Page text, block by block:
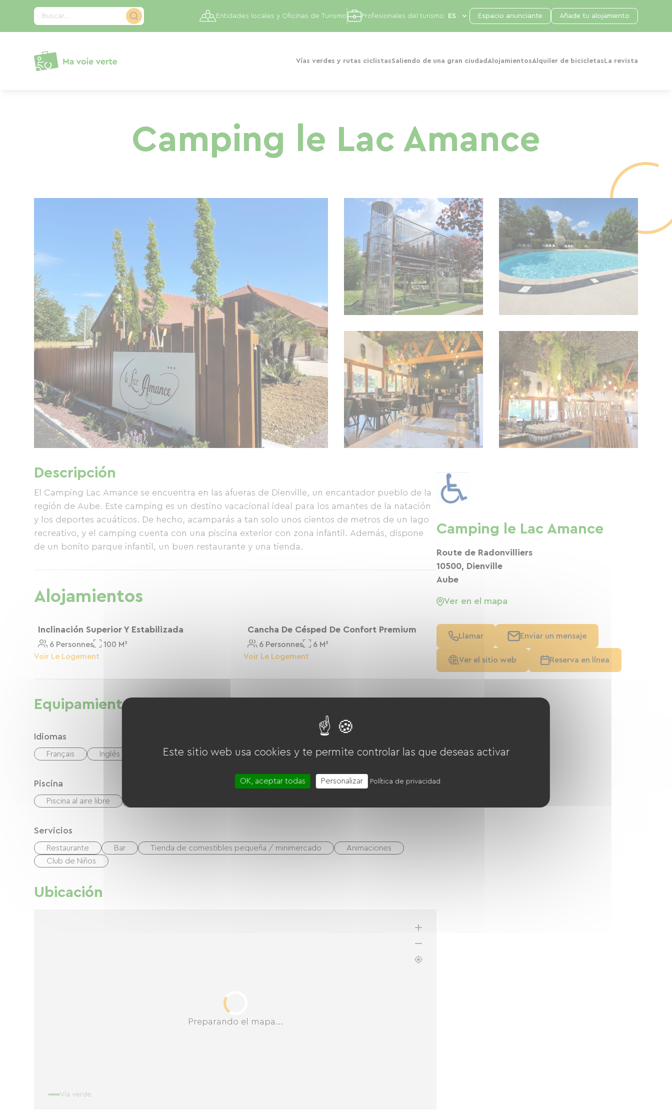
Buscar...
Vías verdes y rutas ciclistasSaliendo de una gran ciudad AlojamientosAlquiler de bicicletas La revista
Entidades locales y Oficinas de Turismo Profesionales del turismo Espacio anunciante Añade tu alojamiento
Camping le Lac Amance
Descripción
El Camping Lac Amance se encuentra en las afueras de Dienville, un encantador pueblo de la
región de Aube. Este camping es un destino vacacional ideal para los amantes de la natación
y los deportes acuáticos. De hecho, acamparás a tan solo unos cientos de metros de un lago
recreativo, y el camping cuenta con una piscina exterior con zona infantil. Además, dispone
de un bonito parque infantil, un buen restaurante y una tienda.
Alojamientos
Inclinación Superior Y Estabilizada
6 Personnes
100 M²
Voir Le Logement
Cancha De Césped De Confort Premium
6 Personnes
6 M²
Voir Le Logement
Equipamientos
Idiomas
Français Inglés Español
Piscina
Piscina al aire libre
Servicios
Restaurante Bar Tienda de comestibles pequeña / minimercado
Animaciones
Club de Niños
Ubicación
Preparando el mapa...
Vía verde
Camping le Lac Amance
Route de Radonvilliers
10500, Dienville
Aube
Ver en el mapa
Llamar Enviar un mensaje
Ver el sitio web Reserva en línea
Panel de gestión de cookies
Este sitio web usa cookies y te permite controlar las que deseas activar
OK, aceptar todas Personalizar Política de privacidad